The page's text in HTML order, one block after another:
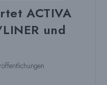
ACTIVA
und